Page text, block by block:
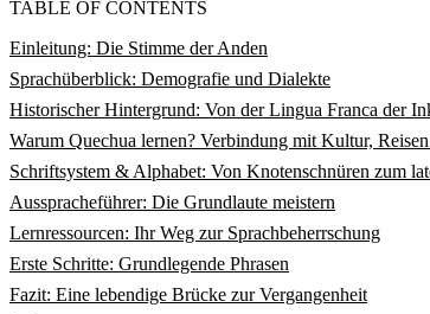
TABLE OF CONTENTS
Einleitung: Die Stimme der Anden
Sprachüberblick: Demografie und Dialekte
Historischer Hintergrund: Von der Lingua Franca der
Warum Quechua lernen? Verbindung mit Kultur,
Schriftsystem & Alphabet: Von Knotenschnüren zum
Ausspracheführer: Die Grundlaute meistern
Lernressourcen: Ihr Weg zur Sprachbeherrschung
Erste Schritte: Grundlegende Phrasen
Fazit: Eine lebendige Brücke zur Vergangenheit